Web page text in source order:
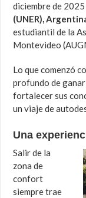
diciembre de 2025
(UNER),
estudiantil de la
Montevideo
Lo que comenzó
profundo de
fortalecer sus
un viaje de
Una
Salir de la
zona de
confort
siempre trae